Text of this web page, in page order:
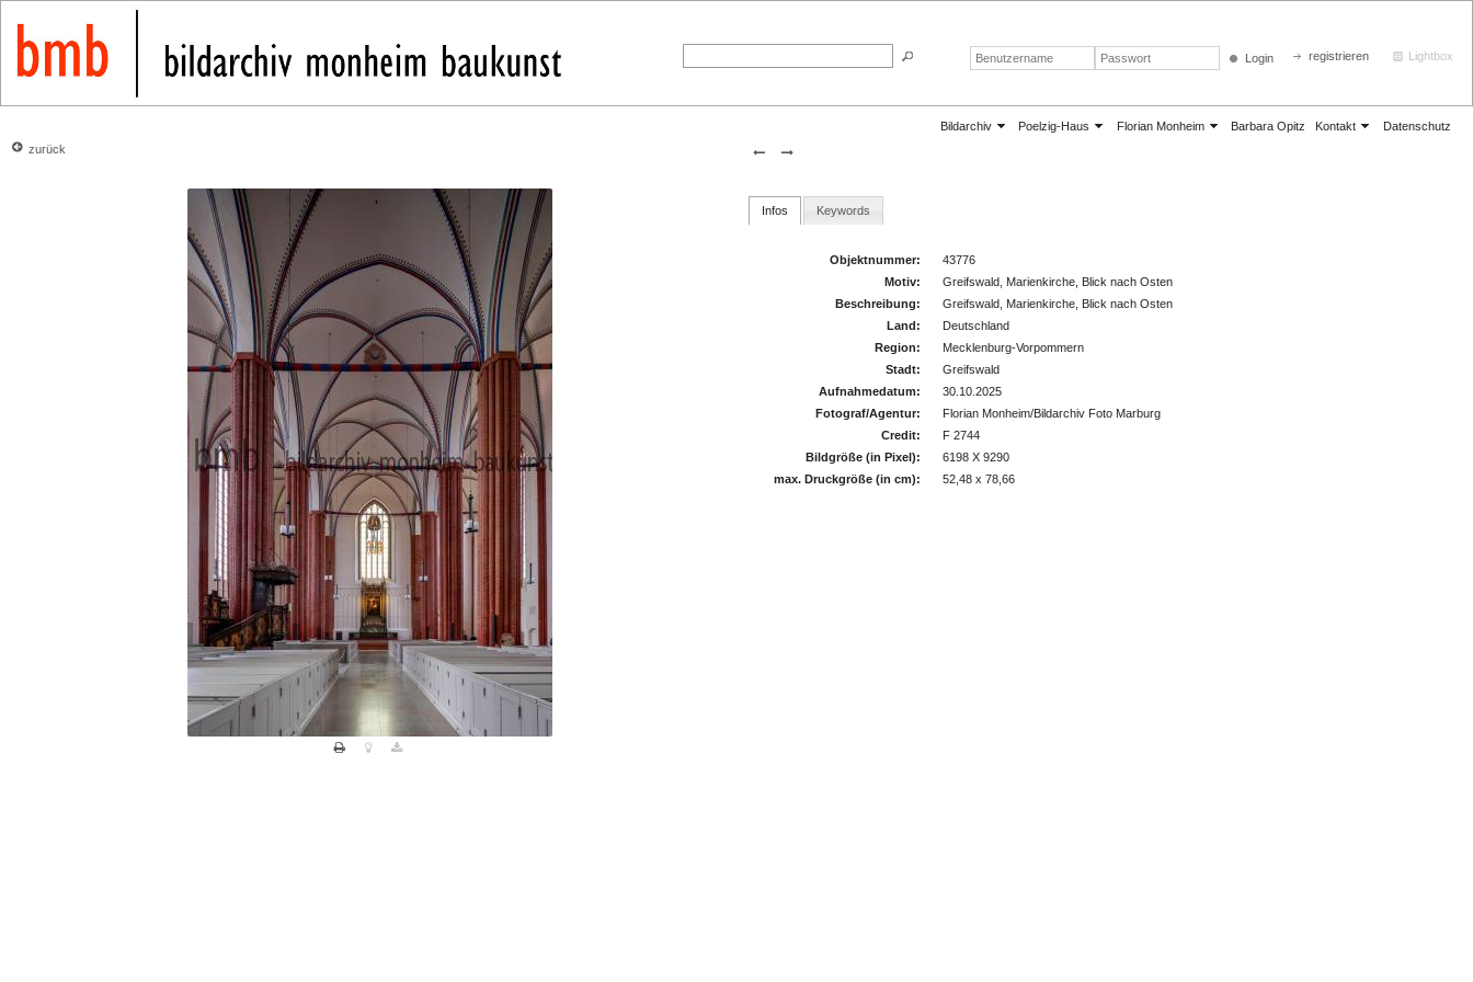
Bildarchiv Poelzig-Haus Florian Monheim Barbara Opitz Kontakt Datenschutz
Login registrieren Lightbox
zurück
Infos Keywords
Objektnummer:
43776
Motiv:
Greifswald, Marienkirche, Blick nach Osten
Beschreibung:
Greifswald, Marienkirche, Blick nach Osten
Land:
Deutschland
Region:
Mecklenburg-Vorpommern
Stadt:
Greifswald
Aufnahmedatum:
30.10.2025
Fotograf/Agentur:
Florian Monheim/Bildarchiv Foto Marburg
Credit:
F 2744
Bildgröße (in Pixel):
6198 X 9290
max. Druckgröße (in cm):
52,48 x 78,66